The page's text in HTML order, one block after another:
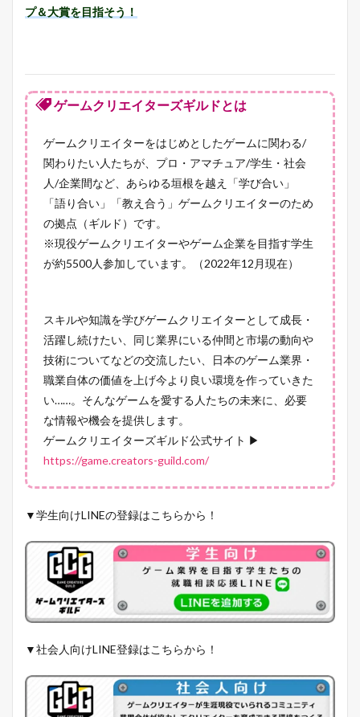
プ＆大賞を目指そう！
ゲームクリエイターズギルドとは
ゲームクリエイターをはじめとしたゲームに関わる/
関わりたい人たちが、プロ・アマチュア/学生・社会
人/企業間など、あらゆる垣根を越え「学び合い」
「語り合い」「教え合う」ゲームクリエイターのため
の拠点（ギルド）です。
※現役ゲームクリエイターやゲーム企業を目指す学生
が約5500人参加しています。（2022年12月現在）
スキルや知識を学びゲームクリエイターとして成長・
活躍し続けたい、同じ業界にいる仲間と市場の動向や
技術についてなどの交流したい、日本のゲーム業界・
職業自体の価値を上げ今より良い環境を作っていきた
い……。そんなゲームを愛する人たちの未来に、必要
な情報や機会を提供します。
ゲームクリエイターズギルド公式サイト ▶
https://game.creators-guild.com/
▼学生向けLINEの登録はこちらから！
▼社会人向けLINE登録はこちらから！